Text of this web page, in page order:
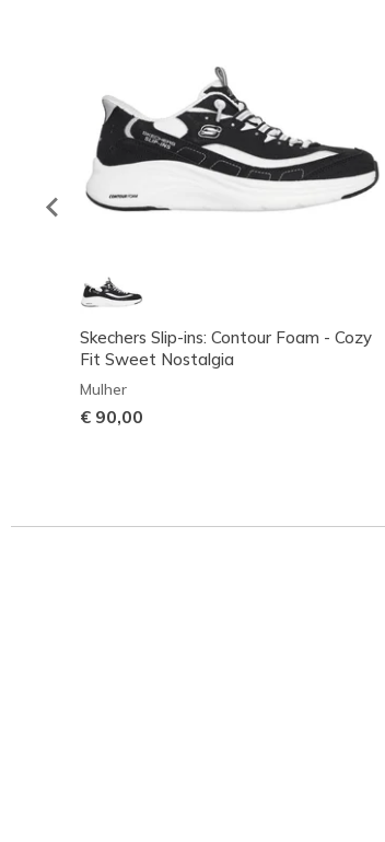
Skechers Slip-ins: Contour Foam - Cozy
Fit Sweet Nostalgia
Mulher
€ 90,00